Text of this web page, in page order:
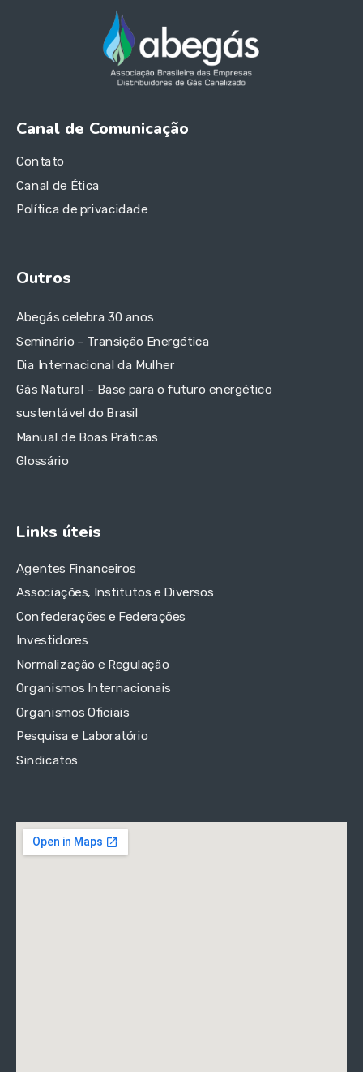
Canal de Comunicação
Contato
Canal de Ética
Política de privacidade
Outros
Abegás celebra 30 anos
Seminário – Transição Energética
Dia Internacional da Mulher
Gás Natural – Base para o futuro energético
sustentável do Brasil
Manual de Boas Práticas
Glossário
Links úteis
Agentes Financeiros
Associações, Institutos e Diversos
Confederações e Federações
Investidores
Normalização e Regulação
Organismos Internacionais
Organismos Oficiais
Pesquisa e Laboratório
Sindicatos